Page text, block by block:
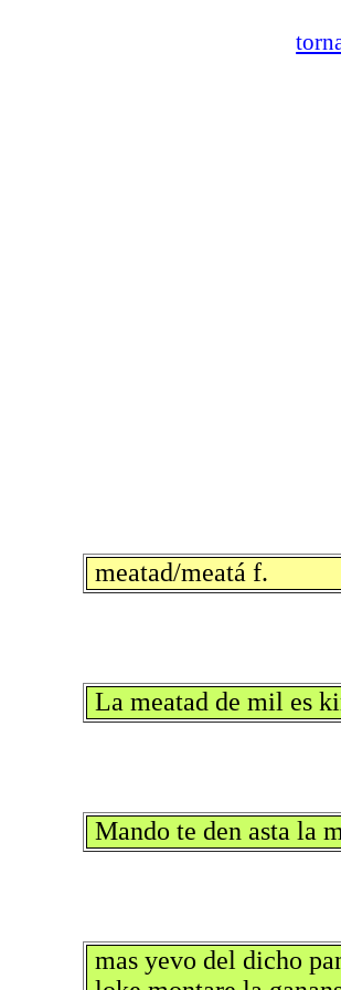
meatad/meatá f.
La meatad de mil es
Mando te den asta la
mas yevo del dicho